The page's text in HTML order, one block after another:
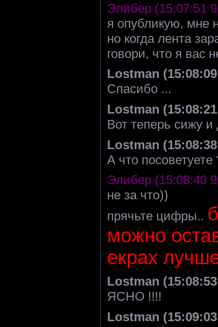
Элибер (15:07:51
я опубликую, мне
но когда лента
говори, что я вас
Lostman
Спасибо ...
Lostman
Вот теперь сижу
Lostman
А что посоветуете
Элибер (15:08:40
не за что))
прячьте цифры..
можно
екрах
Lostman
ЯСНО !!!!
Lostman